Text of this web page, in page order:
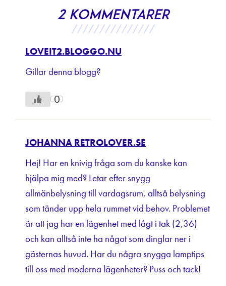
2 kommentarer
///////////////
LOVEIT2.BLOGGO.NU
Gillar denna blogg?
0
JOHANNA RETROLOVER.SE
Hej! Har en knivig fråga som du kanske kan
hjälpa mig med? Letar efter snygg
allmänbelysning till vardagsrum, alltså belysning
som tänder upp hela rummet vid behov. Problemet
är att jag har en lägenhet med lågt i tak (2,36)
och kan alltså inte ha något som dinglar ner i
gästernas huvud. Har du några snygga lamptips
till oss med moderna lägenheter? Puss och tack!